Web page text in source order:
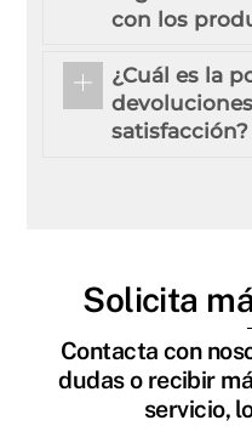
con los
¿Cuál es la
satisfacción?
Solicita
Contacta con
dudas o recibir
servicio,